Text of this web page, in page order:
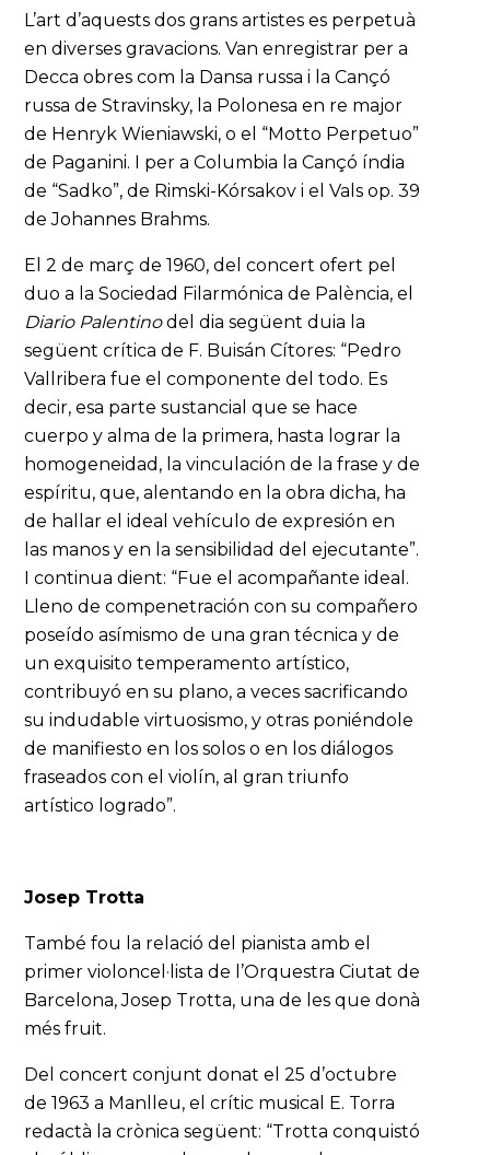
L’art d’aquests dos grans artistes es perpetuà
en diverses gravacions. Van enregistrar per a
Decca obres com la Dansa russa i la Cançó
russa de Stravinsky, la Polonesa en re major
de Henryk Wieniawski, o el “Motto Perpetuo”
de Paganini. I per a Columbia la Cançó índia
de “Sadko”, de Rimski-Kórsakov i el Vals op. 39
de Johannes Brahms.
El 2 de març de 1960, del concert ofert pel
duo a la Sociedad Filarmónica de Palència, el
Diario Palentinodel dia següent duia la
següent crítica de F. Buisán Cítores: “Pedro
Vallribera fue el componente del todo. Es
decir, esa parte sustancial que se hace
cuerpo y alma de la primera, hasta lograr la
homogeneidad, la vinculación de la frase y de
espíritu, que, alentando en la obra dicha, ha
de hallar el ideal vehículo de expresión en
las manos y en la sensibilidad del ejecutante”.
I continua dient: “Fue el acompañante ideal.
Lleno de compenetración con su compañero
poseído asímismo de una gran técnica y de
un exquisito temperamento artístico,
contribuyó en su plano, a veces sacrificando
su indudable virtuosismo, y otras poniéndole
de manifiesto en los solos o en los diálogos
fraseados con el violín, al gran triunfo
artístico logrado”.
Josep Trotta
També fou la relació del pianista amb el
primer violoncel·lista de l’Orquestra Ciutat de
Barcelona, Josep Trotta, una de les que donà
més fruit.
Del concert conjunt donat el 25 d’octubre
de 1963 a Manlleu, el crític musical E. Torra
redactà la crònica següent: “Trotta conquistó